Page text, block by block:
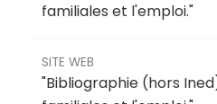
familiales et l'emploi."
SITE WEB
"Bibliographie (hors